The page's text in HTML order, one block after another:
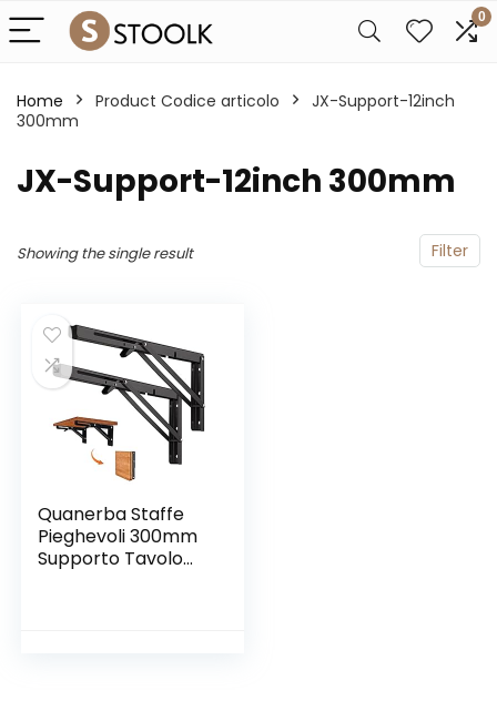
0
Home Product Codice articolo
‎JX-Support-12inch
300mm
‎JX-Support-12inch 300mm
Filter
Showing the single result
Quanerba Staffe
Pieghevoli 300mm
Supporto Tavolo